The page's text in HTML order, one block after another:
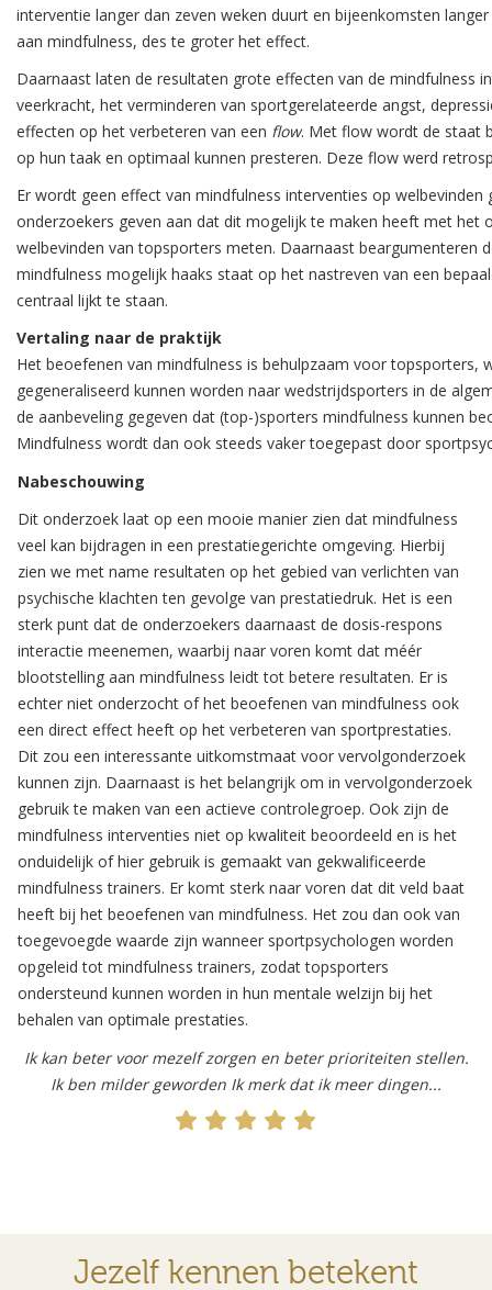
interventie langer dan zeven weken duurt en bijeenkomsten
aan mindfulness, des te groter het effect.
Daarnaast laten de resultaten grote effecten van de mindfulness
veerkracht, het verminderen van sportgerelateerde angst,
effecten op het verbeteren van een flow. Met flow wordt de staat
op hun taak en optimaal kunnen presteren. Deze flow werd
Er wordt geen effect van mindfulness interventies op welbevinden
onderzoekers geven aan dat dit mogelijk te maken heeft met het
welbevinden van topsporters meten. Daarnaast beargumenteren
mindfulness mogelijk haaks staat op het nastreven van een
centraal lijkt te staan.
Vertaling naar de praktijk
Het beoefenen van mindfulness is behulpzaam voor topsporters,
gegeneraliseerd kunnen worden naar wedstrijdsporters in de
de aanbeveling gegeven dat (top-)sporters mindfulness kunnen
Mindfulness wordt dan ook steeds vaker toegepast door
Nabeschouwing
Dit onderzoek laat op een mooie manier zien dat mindfulness
veel kan bijdragen in een prestatiegerichte omgeving. Hierbij
zien we met name resultaten op het gebied van verlichten van
psychische klachten ten gevolge van prestatiedruk. Het is een
sterk punt dat de onderzoekers daarnaast de dosis-respons
interactie meenemen, waarbij naar voren komt dat méér
blootstelling aan mindfulness leidt tot betere resultaten. Er is
echter niet onderzocht of het beoefenen van mindfulness ook
een direct effect heeft op het verbeteren van sportprestaties.
Dit zou een interessante uitkomstmaat voor vervolgonderzoek
kunnen zijn. Daarnaast is het belangrijk om in vervolgonderzoek
gebruik te maken van een actieve controlegroep. Ook zijn de
mindfulness interventies niet op kwaliteit beoordeeld en is het
onduidelijk of hier gebruik is gemaakt van gekwalificeerde
mindfulness trainers. Er komt sterk naar voren dat dit veld baat
heeft bij het beoefenen van mindfulness. Het zou dan ook van
toegevoegde waarde zijn wanneer sportpsychologen worden
opgeleid tot mindfulness trainers, zodat topsporters
ondersteund kunnen worden in hun mentale welzijn bij het
behalen van optimale prestaties.
Ik kan beter voor mezelf zorgen en beter prioriteiten stellen.
Ik ben milder geworden Ik merk dat ik meer dingen...
Jezelf kennen betekent